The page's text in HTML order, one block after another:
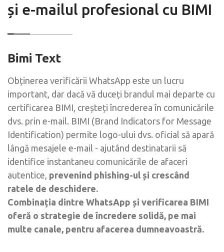
și e-mailul profesional cu BIMI
Bimi Text
Obținerea verificării WhatsApp este un lucru
important, dar dacă vă duceți brandul mai departe cu
certificarea BIMI, creșteți încrederea în comunicările
dvs. prin e-mail. BIMI (Brand Indicators for Message
Identification) permite logo-ului dvs. oficial să apară
lângă mesajele e-mail - ajutând destinatarii să
identifice instantaneu comunicările de afaceri
autentice, prevenind phishing-ul și crescând
ratele de deschidere.
Combinația dintre WhatsApp și verificarea BIMI
oferă o strategie de încredere solidă, pe mai
multe canale, pentru afacerea dumneavoastră.